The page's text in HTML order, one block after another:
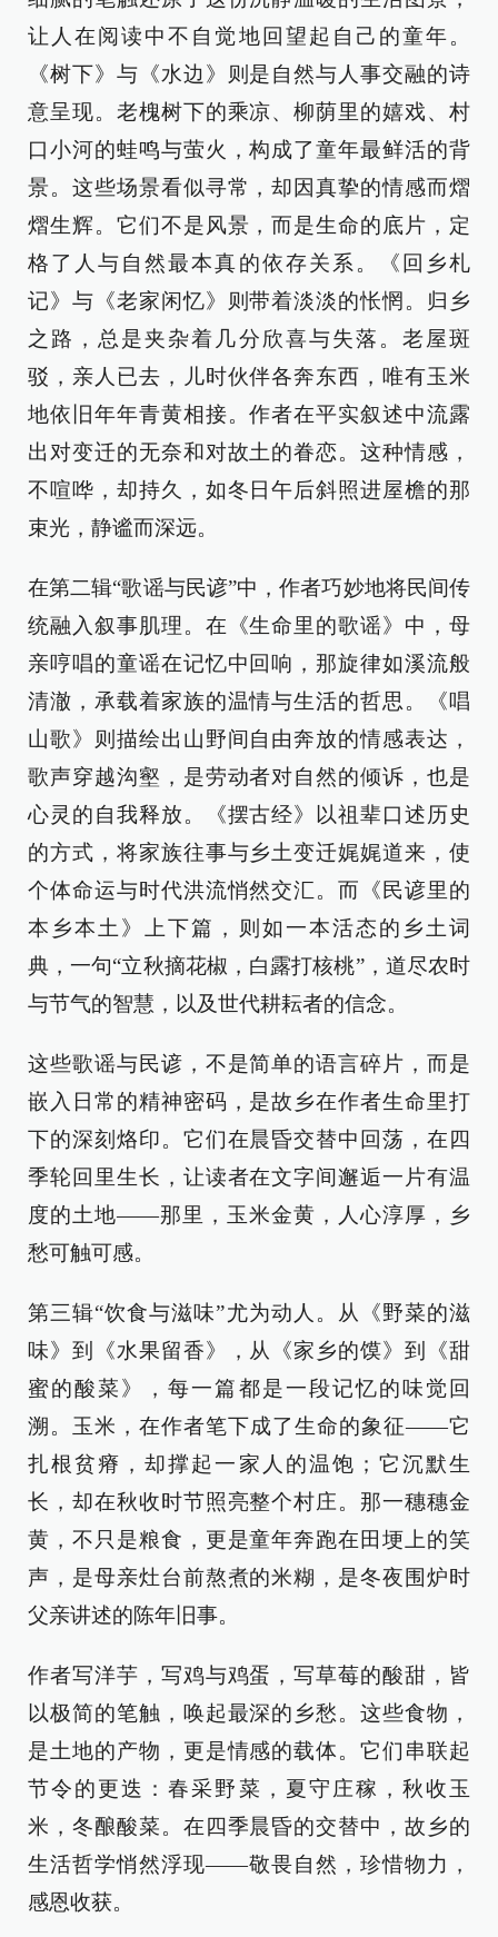
让人在阅读中不自觉地回望起自己的童年。
《树下》与《水边》则是自然与人事交融的诗
意呈现。老槐树下的乘凉、柳荫里的嬉戏、村
口小河的蛙鸣与萤火，构成了童年最鲜活的背
景。这些场景看似寻常，却因真挚的情感而熠
熠生辉。它们不是风景，而是生命的底片，定
格了人与自然最本真的依存关系。《回乡札
记》与《老家闲忆》则带着淡淡的怅惘。归乡
之路，总是夹杂着几分欣喜与失落。老屋斑
驳，亲人已去，儿时伙伴各奔东西，唯有玉米
地依旧年年青黄相接。作者在平实叙述中流露
出对变迁的无奈和对故土的眷恋。这种情感，
不喧哗，却持久，如冬日午后斜照进屋檐的那
束光，静谧而深远。
在第二辑“歌谣与民谚”中，作者巧妙地将民间传
统融入叙事肌理。在《生命里的歌谣》中，母
亲哼唱的童谣在记忆中回响，那旋律如溪流般
清澈，承载着家族的温情与生活的哲思。《唱
山歌》则描绘出山野间自由奔放的情感表达，
歌声穿越沟壑，是劳动者对自然的倾诉，也是
心灵的自我释放。《摆古经》以祖辈口述历史
的方式，将家族往事与乡土变迁娓娓道来，使
个体命运与时代洪流悄然交汇。而《民谚里的
本乡本土》上下篇，则如一本活态的乡土词
典，一句“立秋摘花椒，白露打核桃”，道尽农时
与节气的智慧，以及世代耕耘者的信念。
这些歌谣与民谚，不是简单的语言碎片，而是
嵌入日常的精神密码，是故乡在作者生命里打
下的深刻烙印。它们在晨昏交替中回荡，在四
季轮回里生长，让读者在文字间邂逅一片有温
度的土地——那里，玉米金黄，人心淳厚，乡
愁可触可感。
第三辑“饮食与滋味”尤为动人。从《野菜的滋
味》到《水果留香》，从《家乡的馍》到《甜
蜜的酸菜》，每一篇都是一段记忆的味觉回
溯。玉米，在作者笔下成了生命的象征——它
扎根贫瘠，却撑起一家人的温饱；它沉默生
长，却在秋收时节照亮整个村庄。那一穗穗金
黄，不只是粮食，更是童年奔跑在田埂上的笑
声，是母亲灶台前熬煮的米糊，是冬夜围炉时
父亲讲述的陈年旧事。
作者写洋芋，写鸡与鸡蛋，写草莓的酸甜，皆
以极简的笔触，唤起最深的乡愁。这些食物，
是土地的产物，更是情感的载体。它们串联起
节令的更迭：春采野菜，夏守庄稼，秋收玉
米，冬酿酸菜。在四季晨昏的交替中，故乡的
生活哲学悄然浮现——敬畏自然，珍惜物力，
感恩收获。